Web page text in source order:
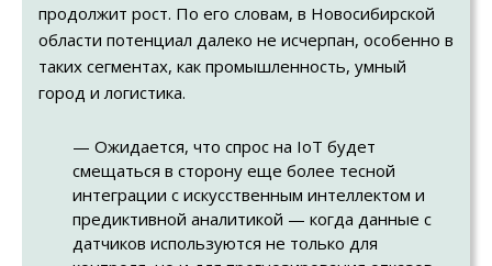
продолжит рост. По его словам, в Новосибирской
области потенциал далеко не исчерпан, особенно в
таких сегментах, как промышленность, умный
город и логистика.
— Ожидается, что спрос на IoT будет
смещаться в сторону еще более тесной
интеграции с искусственным интеллектом и
предиктивной аналитикой — когда данные с
датчиков используются не только для